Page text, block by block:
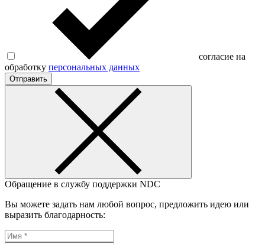
согласие на
обработку персональных данных
Отправить
Обращение в службу поддержки NDC
Вы можете задать нам любой вопрос, предложить идею или
выразить благодарность: